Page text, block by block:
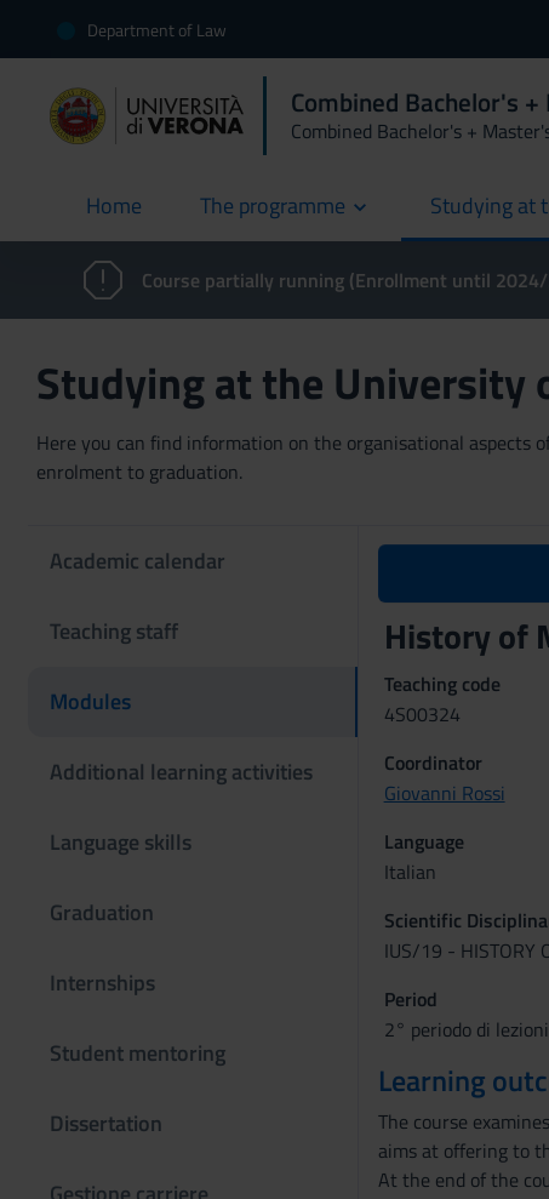
Department of Law
Combined Bachelor's
Combined Bachelor's +
Home
current The programme Studying at
Course partially running (Enrollment until
Studying at the University
Here you can find information on the organisational
enrolment to graduation.
Academic calendar
Teaching staff
Modules
Additional learning activities
Language skills
Graduation
Internships
Student mentoring
Dissertation
History of
Teaching code
4S00324
Coordinator
Giovanni Rossi
Language
Italian
Scientific
IUS/19 - HISTORY
Period
2° periodo di
Learning
The course
aims at offering to
At the end of the